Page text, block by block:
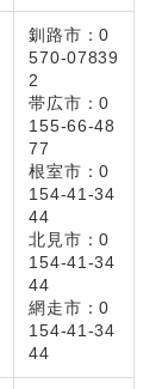
釧路市：0
570-07839
2
帯広市：0
155-66-48
77
根室市：0
154-41-34
44
北見市：0
154-41-34
44
網走市：0
154-41-34
44